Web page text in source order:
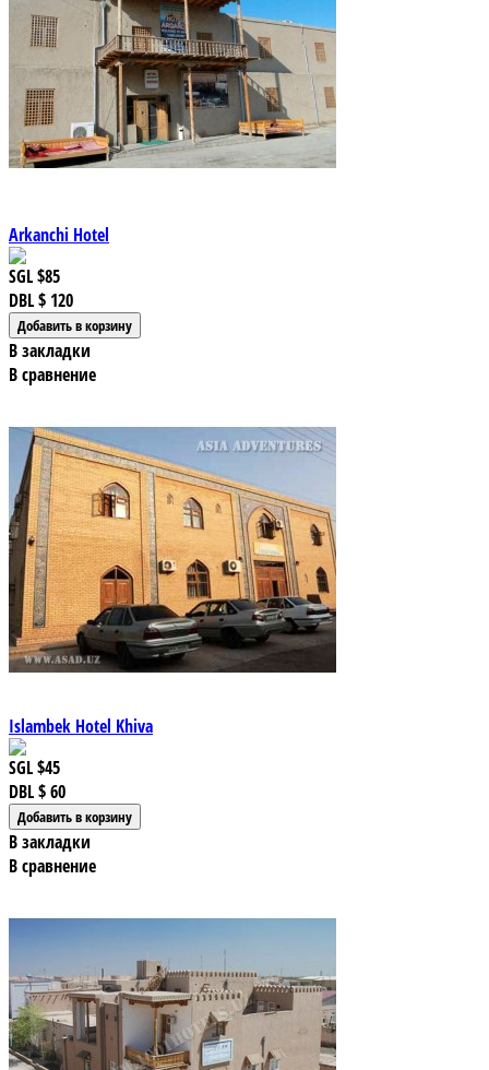
Arkanchi Hotel
SGL$85
DBL$ 120
В закладки
В сравнение
Islambek Hotel Khiva
SGL$45
DBL$ 60
В закладки
В сравнение